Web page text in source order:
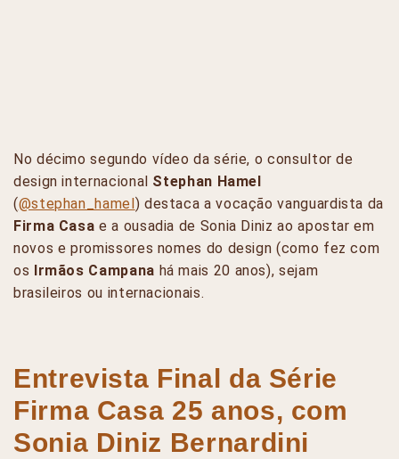
No décimo segundo vídeo da série, o consultor de
design internacional Stephan Hamel
(@stephan_hamel) destaca a vocação vanguardista da
Firma Casa e a ousadia de Sonia Diniz ao apostar em
novos e promissores nomes do design (como fez com
os Irmãos Campana há mais 20 anos), sejam
brasileiros ou internacionais.
Entrevista Final da Série
Firma Casa 25 anos, com
Sonia Diniz Bernardini